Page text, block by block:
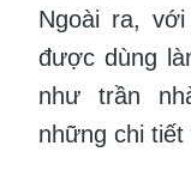
Ngoài ra,
được dùng
như trần
những chi